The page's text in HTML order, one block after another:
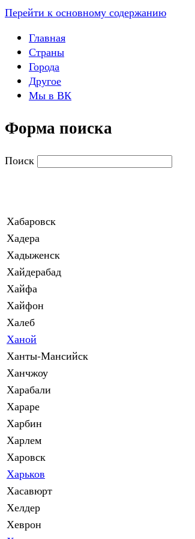
Перейти к основному содержанию
Главная
Страны
Города
Другое
Мы в ВК
Форма поиска
Поиск
Хабаровск
Хадера
Хадыженск
Хайдерабад
Хайфа
Хайфон
Халеб
Ханой
Ханты-Мансийск
Ханчжоу
Харабали
Хараре
Харбин
Харлем
Харовск
Харьков
Хасавюрт
Хелдер
Хеврон